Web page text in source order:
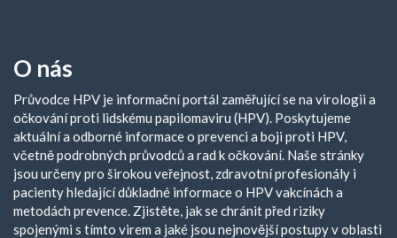
O nás
Průvodce HPV je informační portál zaměřující se na virologii a
očkování proti lidskému papilomaviru (HPV). Poskytujeme
aktuální a odborné informace o prevenci a boji proti HPV,
včetně podrobných průvodců a rad k očkování. Naše stránky
jsou určeny pro širokou veřejnost, zdravotní profesionály i
pacienty hledající důkladné informace o HPV vakcínách a
metodách prevence. Zjistěte, jak se chránit před riziky
spojenými s tímto virem a jaké jsou nejnovější postupy v oblasti